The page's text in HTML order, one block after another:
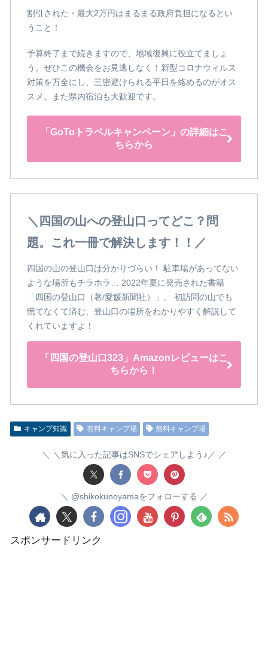
割引された・最大2万円はまるまる政府負担になるとい
うこと！
予算終了まで続きますので、地域復興に役立てましょ
う。ぜひこの機会をお見逃しなく！新型コロナウィルス
対策を万全にし、三密避けられる平日を絡めるのがオス
スメ。また県内宿泊も大歓迎です。
「GoToトラベルキャンペーン」の詳細はこ
ちらから
＼四国の山への登山口ってどこ？問
題。これ一冊で解決します！！／
四国の山の登山口は分かりづらい！ 駐車場があってない
ような場所もチラホラ… 2022年夏に発売された書籍
「四国の登山口（著/愛媛新聞社）」。 初訪問の山でも
慌てなくて済む、登山口の場所をわかりやすく解説して
くれていますよ！
「四国の登山口323」Amazonレビューはこ
ちらから！
キャンプ知識 有料キャンプ場 無料キャンプ場
＼気に入った記事はSNSでシェアしよう♪／
@shikokunoyamaをフォローする
スポンサードリンク